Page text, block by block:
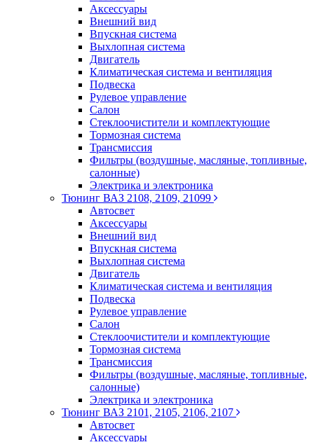
Аксессуары
Внешний вид
Впускная система
Выхлопная система
Двигатель
Климатическая система и вентиляция
Подвеска
Рулевое управление
Салон
Стеклоочистители и комплектующие
Тормозная система
Трансмиссия
Фильтры (воздушные, масляные, топливные,
салонные)
Электрика и электроника
Тюнинг ВАЗ 2108, 2109, 21099
Автосвет
Аксессуары
Внешний вид
Впускная система
Выхлопная система
Двигатель
Климатическая система и вентиляция
Подвеска
Рулевое управление
Салон
Стеклоочистители и комплектующие
Тормозная система
Трансмиссия
Фильтры (воздушные, масляные, топливные,
салонные)
Электрика и электроника
Тюнинг ВАЗ 2101, 2105, 2106, 2107
Автосвет
Аксессуары